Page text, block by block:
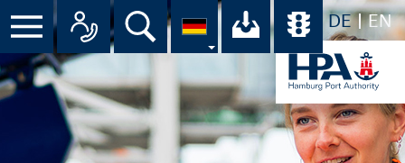
DE EN
Suche Ihr Download-